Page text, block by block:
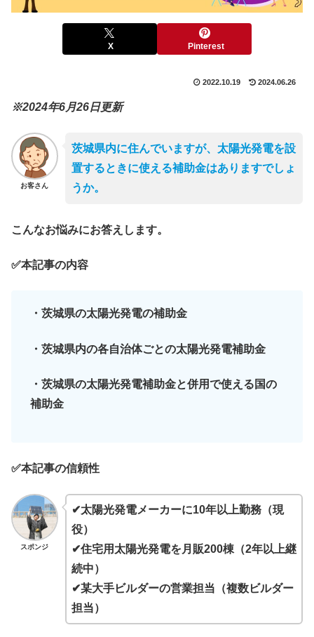
X Pinterest
2022.10.19 2024.06.26
※2024年6月26日更新
お客さん
茨城県内に住んでいますが、太陽光発電を設
置するときに使える補助金はありますでしょ
うか。
こんなお悩みにお答えします。
✅本記事の内容
・茨城県の太陽光発電の補助金
・茨城県内の各自治体ごとの太陽光発電補助金
・茨城県の太陽光発電補助金と併用で使える国の
補助金
✅本記事の信頼性
スポンジ
✔太陽光発電メーカーに10年以上勤務（現
役）
✔住宅用太陽光発電を月販200棟（2年以上継
続中）
✔某大手ビルダーの営業担当（複数ビルダー
担当）